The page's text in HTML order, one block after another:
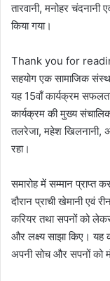
तारवानी, मनोहर चंदनानी
किया गया।
Thank you for
सहयोग एक सामाजिक
यह 15वाँ कार्यक्रम
कार्यक्रम की मुख्य
तलरेजा, महेश खिलनानी,
रहा।
समारोह में सम्मान प्राप्त
दौरान प्राची खेमानी एवं
करियर तथा सपनों को
और लक्ष्य साझा किए। यह
अपनी सोच और सपनों को